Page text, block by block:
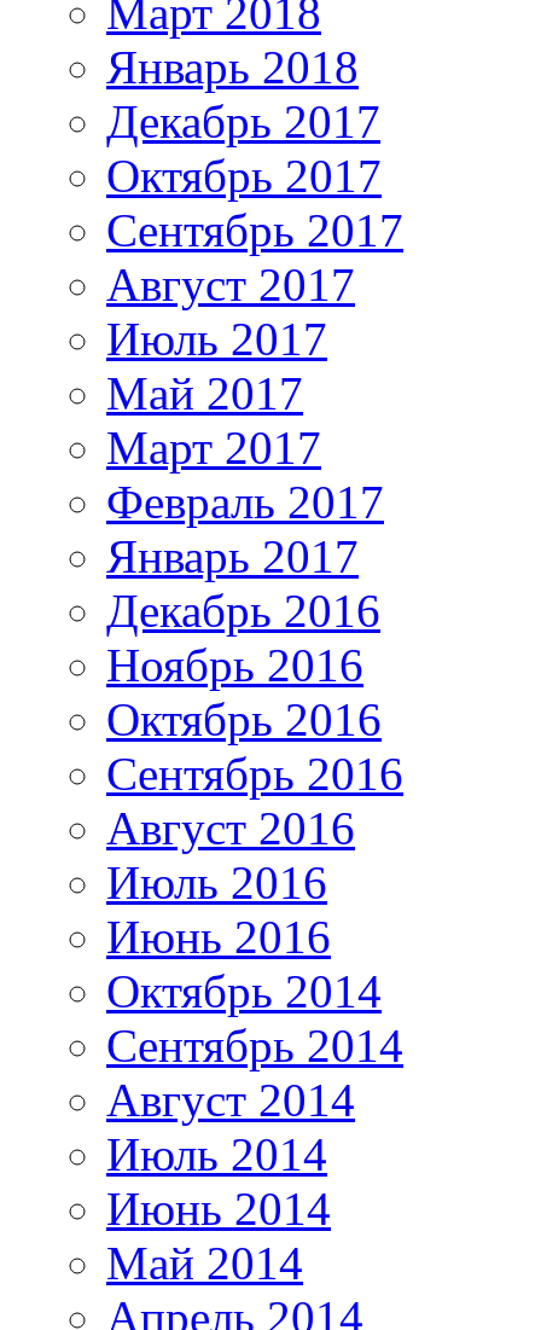
Март 2018
Январь 2018
Декабрь 2017
Октябрь 2017
Сентябрь 2017
Август 2017
Июль 2017
Май 2017
Март 2017
Февраль 2017
Январь 2017
Декабрь 2016
Ноябрь 2016
Октябрь 2016
Сентябрь 2016
Август 2016
Июль 2016
Июнь 2016
Октябрь 2014
Сентябрь 2014
Август 2014
Июль 2014
Июнь 2014
Май 2014
Апрель 2014